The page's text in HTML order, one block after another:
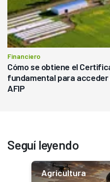
Financiero
Cómo se obtiene el
fundamental para
AFIP
Seguí leyendo
Agricultura